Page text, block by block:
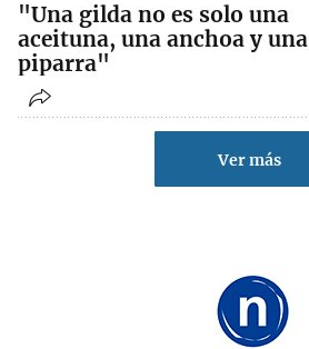
"Una gilda no es solo una
aceituna, una anchoa y una
piparra"
Ver más